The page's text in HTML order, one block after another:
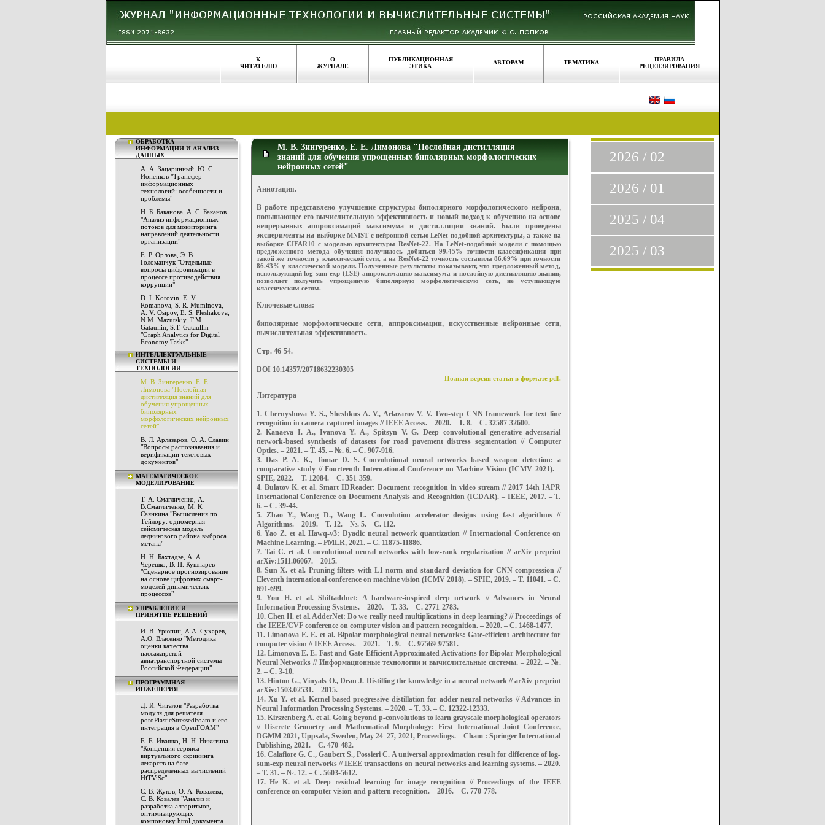
К
ЧИТАТЕЛЮ
О
ЖУРНАЛЕ
ПУБЛИКАЦИОННАЯ
ЭТИКА
АВТОРАМ ТЕМАТИКА
ПРАВИЛА
РЕЦЕНЗИРОВАНИЯ
ОБРАБОТКА
ИНФОРМАЦИИ И АНАЛИЗ
ДАННЫХ
А. А. Зацаринный, Ю. С.
Ионенков "Трансфер
информационных
технологий: особенности и
проблемы"
Н. Б. Баканова, А. С. Баканов
"Анализ информационных
потоков для мониторинга
направлений деятельности
организации"
Е. Р. Орлова, Э. В.
Голоманчук "Отдельные
вопросы цифровизации в
процессе противодействия
коррупции"
D. I. Korovin, E. V.
Romanova, S. R. Muminova,
A. V. Osipov, E. S. Pleshakova,
N.M. Mazutskiy, T.M.
Gataullin, S.T. Gataullin
"Graph Analytics for Digital
Economy Tasks"
ИНТЕЛЛЕКТУАЛЬНЫЕ
СИСТЕМЫ И
ТЕХНОЛОГИИ
М. В. Зингеренко, Е. Е.
Лимонова "Послойная
дистилляция знаний для
обучения упрощенных
биполярных
морфологических нейронных
сетей"
В. Л. Арлазаров, О. А. Славин
"Вопросы распознавания и
верификации текстовых
документов"
МАТЕМАТИЧЕСКОЕ
МОДЕЛИРОВАНИЕ
Т. А. Смагличенко, А.
В.Смагличенко, М. К.
Саянкина "Вычисления по
Тейлору: одномерная
сейсмическая модель
ледникового района выброса
метана"
Н. Н. Бахтадзе, А. А.
Черешко, В. Н. Кушнарев
"Сценарное прогнозирование
на основе цифровых смарт-
моделей динамических
процессов"
УПРАВЛЕНИЕ И
ПРИНЯТИЕ РЕШЕНИЙ
И. В. Урюпин, А.А. Сухарев,
А.О. Власенко "Методика
оценки качества
пассажирской
авиатранспортной системы
Российской Федерации"
ПРОГРАММНАЯ
ИНЖЕНЕРИЯ
Д. И. Читалов "Разработка
модуля для решателя
poroPlasticStressedFoam и его
интеграция в OpenFOAM"
Е. Е. Ивашко, Н. Н. Никитина
"Концепция сервиса
виртуального скрининга
лекарств на базе
распределенных вычислений
HiTViSc"
С. В. Жуков, О. А. Ковалева,
С. В. Ковалев "Анализ и
разработка алгоритмов,
оптимизирующих
компоновку html документа
М. В. Зингеренко, Е. Е. Лимонова "Послойная дистилляция
знаний для обучения упрощенных биполярных морфологических
нейронных сетей"
Аннотация.
В работе представлено улучшение структуры биполярного морфологического нейрона,
повышающее его вычислительную эффективность и новый подход к обучению на основе
непрерывных аппроксимаций максимума и дистилляции знаний. Были проведены
эксперименты на выборкеMNIST с нейронной сетью LeNet-подобной архитектуры, а также на
выборке CIFAR10 с моделью архитектуры ResNet-22. На LeNet-подобной модели с помощью
предложенного метода обучения получилось добиться 99.45% точности классификации при
такой же точности у классической сети, а на ResNet-22 точность составила 86.69% при точности
86.43% у классической модели. Полученные результаты показывают, что предложенный метод,
использующий log-sum-exp (LSE) аппроксимацию максимума и послойную дистилляцию знания,
позволяет получить упрощенную биполярную морфологическую сеть, не уступающую
классическим сетям.
Ключевые слова:
биполярные морфологические сети, аппроксимации, искусственные нейронные сети,
вычислительная эффективность.
Стр. 46-54.
DOI 10.14357/20718632230305
Полная версия статьи в формате pdf.
Литература
1. Chernyshova Y. S., Sheshkus A. V., Arlazarov V. V. Two-step CNN framework for text line
recognition in camera-captured images // IEEE Access. – 2020. – Т. 8. – С. 32587-32600.
2. Kanaeva I. A., Ivanova Y. A., Spitsyn V. G. Deep convolutional generative adversarial
network-based synthesis of datasets for road pavement distress segmentation // Computer
Optics. – 2021. – Т. 45. – №. 6. – С. 907-916.
3. Das P. A. K., Tomar D. S. Convolutional neural networks based weapon detection: a
comparative study // Fourteenth International Conference on Machine Vision (ICMV 2021). –
SPIE, 2022. – Т. 12084. – С. 351-359.
4. Bulatov K. et al. Smart IDReader: Document recognition in video stream // 2017 14th IAPR
International Conference on Document Analysis and Recognition (ICDAR). – IEEE, 2017. – Т.
6. – С. 39-44.
5. Zhao Y., Wang D., Wang L. Convolution accelerator designs using fast algorithms //
Algorithms. – 2019. – Т. 12. – №. 5. – С. 112.
6. Yao Z. et al. Hawq-v3: Dyadic neural network quantization // International Conference on
Machine Learning. – PMLR, 2021. – С. 11875-11886.
7. Tai C. et al. Convolutional neural networks with low-rank regularization // arXiv preprint
arXiv:1511.06067. – 2015.
8. Sun X. et al. Pruning filters with L1-norm and standard deviation for CNN compression //
Eleventh international conference on machine vision (ICMV 2018). – SPIE, 2019. – Т. 11041. – С.
691-699.
9. You H. et al. Shiftaddnet: A hardware-inspired deep network // Advances in Neural
Information Processing Systems. – 2020. – Т. 33. – С. 2771-2783.
10. Chen H. et al. AdderNet: Do we really need multiplications in deep learning? // Proceedings of
the IEEE/CVF conference on computer vision and pattern recognition. – 2020. – С. 1468-1477.
11. Limonova E. E. et al. Bipolar morphological neural networks: Gate-efficient architecture for
computer vision // IEEE Access. – 2021. – Т. 9. – С. 97569-97581.
12. Limonova E. E. Fast and Gate-Efficient Approximated Activations for Bipolar Morphological
Neural Networks // Информационные технологии и вычислительные системы. – 2022. – №.
2. – С. 3-10.
13. Hinton G., Vinyals O., Dean J. Distilling the knowledge in a neural network // arXiv preprint
arXiv:1503.02531. – 2015.
14. Xu Y. et al. Kernel based progressive distillation for adder neural networks // Advances in
Neural Information Processing Systems. – 2020. – Т. 33. – С. 12322-12333.
15. Kirszenberg A. et al. Going beyond p-convolutions to learn grayscale morphological operators
// Discrete Geometry and Mathematical Morphology: First International Joint Conference,
DGMM 2021, Uppsala, Sweden, May 24–27, 2021, Proceedings. – Cham : Springer International
Publishing, 2021. – С. 470-482.
16. Calafiore G. C., Gaubert S., Possieri C. A universal approximation result for difference of log-
sum-exp neural networks // IEEE transactions on neural networks and learning systems. – 2020.
– Т. 31. – №. 12. – С. 5603-5612.
17. He K. et al. Deep residual learning for image recognition // Proceedings of the IEEE
conference on computer vision and pattern recognition. – 2016. – С. 770-778.
2026 / 02
2026 / 01
2025 / 04
2025 / 03